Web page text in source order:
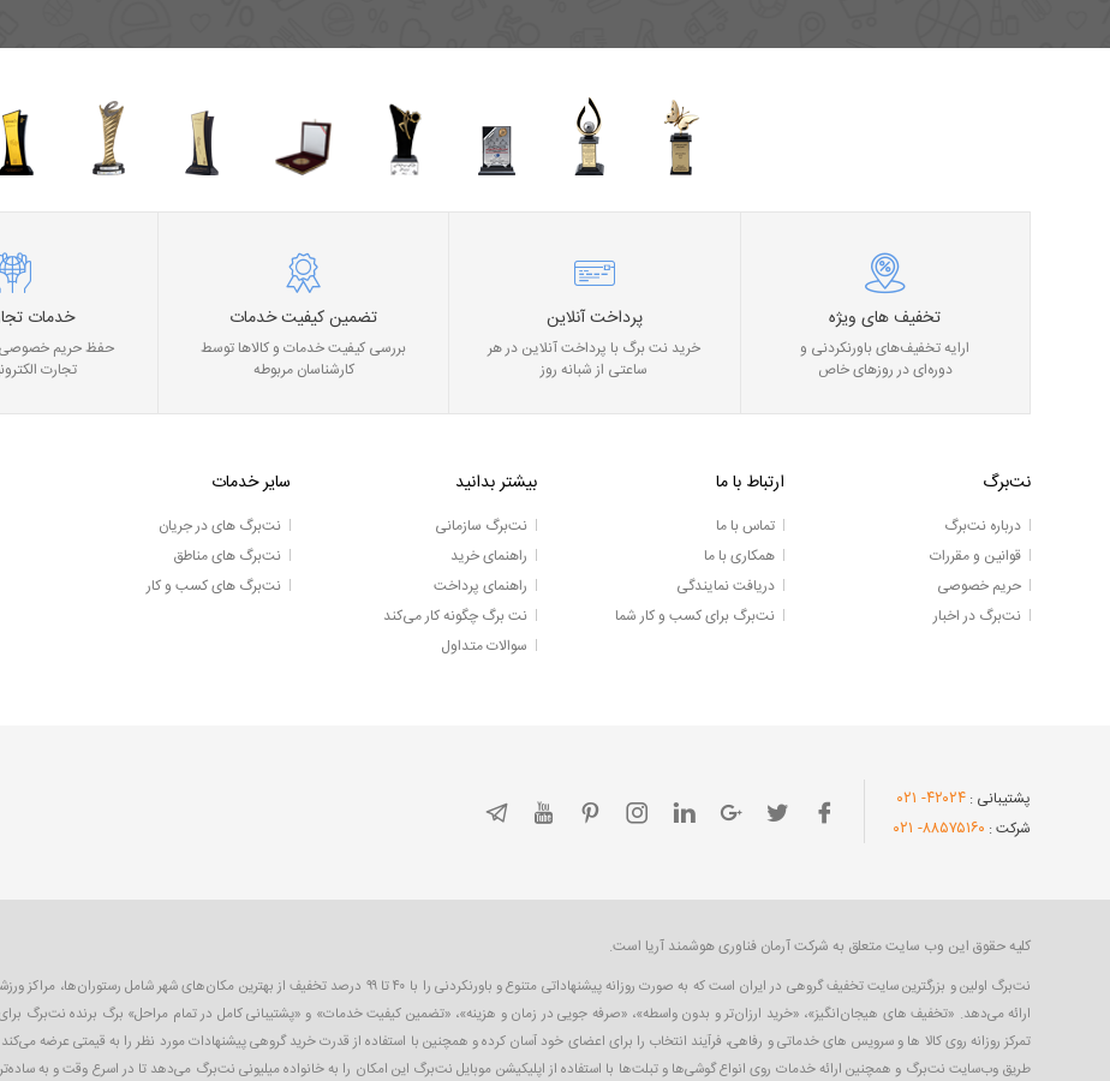
تخفیف های ویژه
ارایه تخفیف‌های باورنکردنی و
دوره‌ای در روز‌های خاص
پرداخت آنلاین
خرید نت برگ با پرداخت آنلاین در هر
ساعتی از شبانه روز
تضمین کیفیت خدمات
بررسی کیفیت خدمات و کالاها توسط
کارشناسان مربوطه
خدمات
حفظ حریم خصوصی
تجارت
نت‌برگ
درباره نت‌برگ
قوانین و مقررات
حریم خصوصی
نت‌برگ در اخبار
ارتباط با ما
تماس با ما
همکاری با ما
دریافت نمایندگی
نت‌برگ برای کسب و کار شما
بیشتر بدانید
نت‌برگ سازمانی
راهنمای خرید
راهنمای پرداخت
نت برگ چگونه کار می‌کند
سوالات متداول
سایر خدمات
نت‌برگ های در جریان
نت‌برگ های مناطق
نت‌برگ های کسب و کار
پشتیبانی : ۴۲۰۲۴- ۰۲۱
شرکت : ۸۸۵۷۵۱۶۰- ۰۲۱
کلیه حقوق این وب سایت متعلق به شرکت آرمان فناوری هوشمند آریا است.
نت‌برگ اولین و بزرگترین سایت تخفیف گروهی در ایران است که به صورت روزانه پیشنهاداتی متنوع و باورنکردنی را با ۴۰
ارائه می‌دهد. «تخفیف های هیجان‌انگیز»، «خرید ارزان‌تر و بدون واسطه»، «صرفه جویی در زمان و هزینه»، «تضمین کیفیت خدمات» و «پشتیبانی کامل در تمام مراحل» برگ برنده نت‌برگ
تمرکز روزانه روی کالا ها و سرویس های خدماتی و رفاهی، فرآیند انتخاب را برای اعضای خود آسان کرده و همچنین با استفاده از قدرت خرید گروهی پیشنهادات مورد نظر را به قیمتی عرضه
طریق وب‌سایت نت‌برگ و همچنین ارائه خدمات روی انواع گوشی‌ها و تبلت‌ها با استفاده از اپلیکیشن موبایل نت‌برگ این امکان را به خانواده میلیونی نت‌برگ می‌دهد تا در اسرع وقت و به